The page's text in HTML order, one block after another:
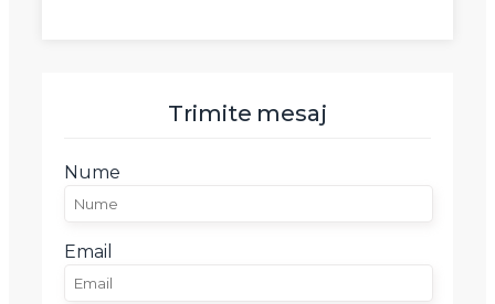
Trimite mesaj
Nume
Email